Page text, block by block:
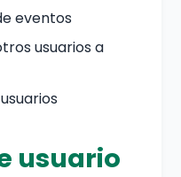
eventos
usuarios a
usuario